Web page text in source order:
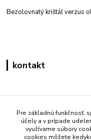
Bezolovnatý krištáľ verzus
kontakt
+421 908
(Po - Pia 7:30-
Pre základnú funkčnosť,
účely a v prípade
využívame súbory
cookies môžete